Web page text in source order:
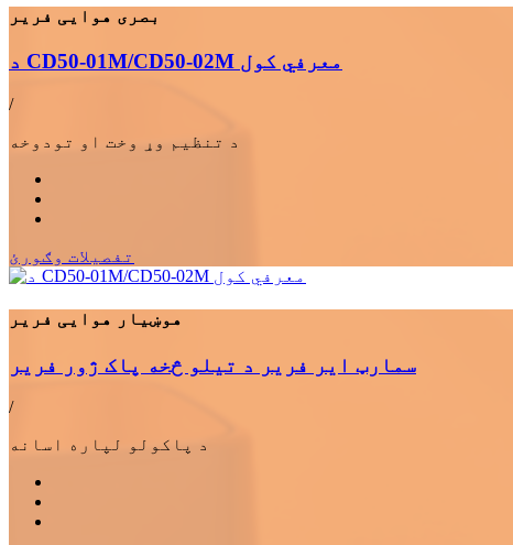
بصری هوایی فریر
د CD50-01M/CD50-02M معرفي کول
/
د تنظیم وړ وخت او تودوخه
تفصيلات وګورئ
هوښیار هوایی فریر
سمارټ ایر فریر د تیلو څخه پاک ژور فریر
/
د پاکولو لپاره اسانه